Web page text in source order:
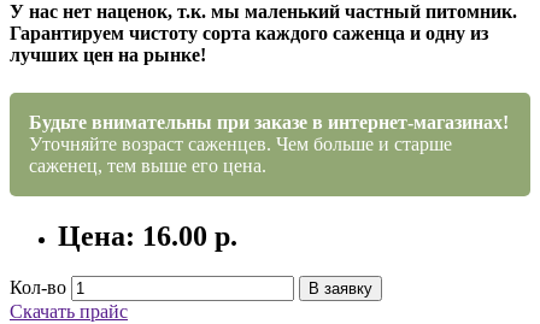
У нас нет наценок, т.к. мы маленький частный питомник.
Гарантируем чистоту сорта каждого саженца и одну из
лучших цен на рынке!
Будьте внимательны при заказе в интернет-магазинах!
Уточняйте возраст саженцев. Чем больше и старше
саженец, тем выше его цена.
Цена: 16.00 р.
Кол-во В заявку
Скачать прайс